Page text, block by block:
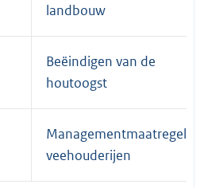
landbouw
Beëindigen van de
houtoogst
Managementmaatregelen
veehouderijen